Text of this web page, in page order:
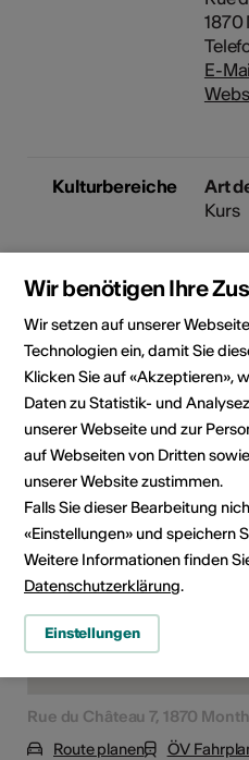
1870
E-
Kulturbereiche
Art
Kurs
Kursort
Rue du Château 7, 1870
Route planen
ÖV
Wir benötigen Ihre
Wir setzen auf unserer
Technologien ein, damit Sie
Klicken Sie auf «Akzeptieren»,
Daten zu Statistik- und
unserer Webseite und zur
auf Webseiten von Dritten
unserer Website zustimmen.
Falls Sie dieser Bearbeitung
«Einstellungen» und speichern
Weitere Informationen finden
Datenschutzerklärung.
Einstellungen